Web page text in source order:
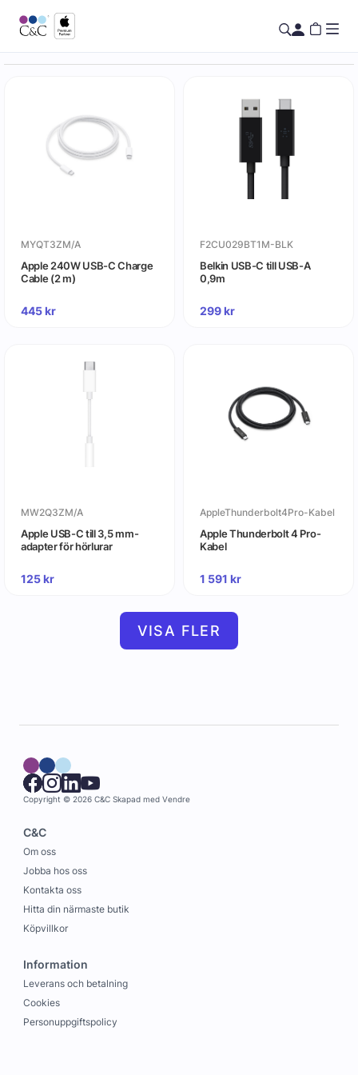
MYQT3ZM/A
Apple 240W USB-C Charge
Cable (2 m)
445kr
F2CU029BT1M-BLK
Belkin USB-C till USB-A
0,9m
299kr
MW2Q3ZM/A
Apple USB-C till 3,5 mm-
adapter för hörlurar
125kr
AppleThunderbolt4Pro-Kabel
Apple Thunderbolt 4 Pro-
Kabel
1 591 kr
VISA FLER
Copyright © 2026 C&C Skapad med Vendre
C&C
Om oss
Jobba hos oss
Kontakta oss
Hitta din närmaste butik
Köpvillkor
Information
Leverans och betalning
Cookies
Personuppgiftspolicy